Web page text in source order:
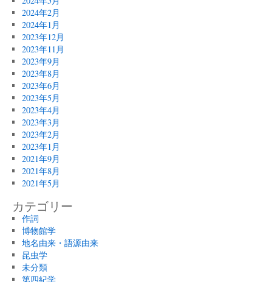
2024年2月
2024年1月
2023年12月
2023年11月
2023年9月
2023年8月
2023年6月
2023年5月
2023年4月
2023年3月
2023年2月
2023年1月
2021年9月
2021年8月
2021年5月
カテゴリー
作詞
博物館学
地名由来・語源由来
昆虫学
未分類
第四紀学